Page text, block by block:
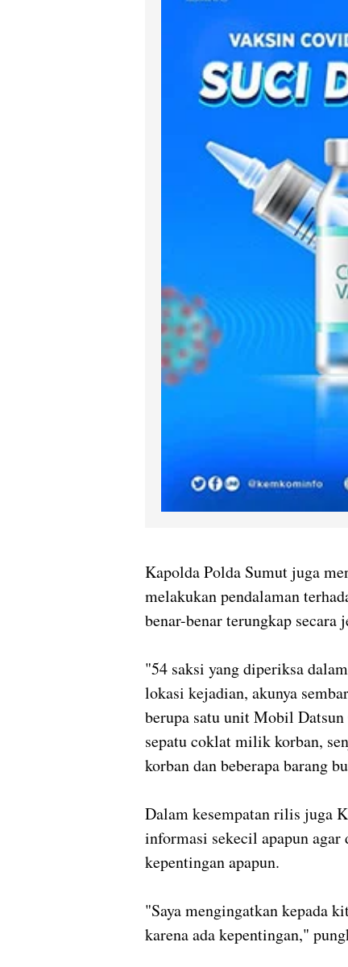
Kapolda Polda Sumut juga
melakukan pendalaman
benar-benar terungkap secara
"54 saksi yang diperiksa
lokasi kejadian, akunya
berupa satu unit Mobil
sepatu coklat milik korban,
korban dan beberapa barang
Dalam kesempatan rilis juga
informasi sekecil apapun agar
kepentingan apapun.
"Saya mengingatkan kepada
karena ada kepentingan,"